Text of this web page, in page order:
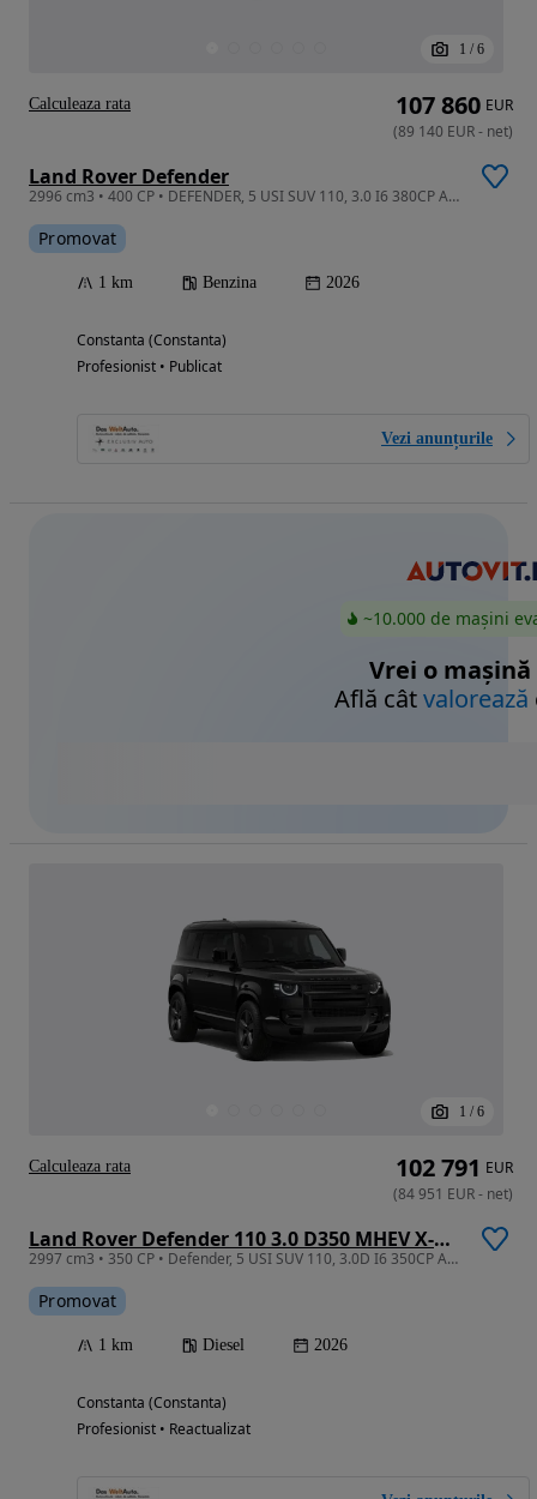
1 / 6
Land Rover Defender
2996 cm3 • 400 CP • DEFENDER, 5 USI SUV 110, 3.0 I6 380CP AWD Auto MHEV, X-Dynamic SE
Promovat
1 km Benzina 2026
Constanta (Constanta)
Profesionist • Publicat
Vezi anunțurile
107 860 EUR
(89 140 EUR- net)
Calculeaza rata
~10.000 de mașini
Vrei o mașină
Află câtvalorează
1 / 6
Land Rover Defender 110 3.0 D350 MHEV X-Dynamic HSE
2997 cm3 • 350 CP • Defender, 5 USI SUV 110, 3.0D I6 350CP AWD Auto MHEV, X-Dynamic HSE
Promovat
1 km Diesel 2026
Constanta (Constanta)
Profesionist • Reactualizat
102 791 EUR
(84 951 EUR- net)
Calculeaza rata